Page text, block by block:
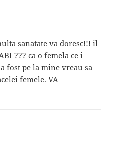
sanatate va doresc!!! il
??? ca o femela ce i
fost pe la mine vreau sa
femele. VA